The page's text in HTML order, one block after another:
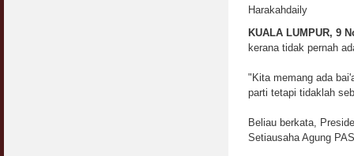
Harakahdaily
KUALA LUMPUR, 9
kerana tidak pernah
"Kita memang ada
parti tetapi tidaklah
Beliau berkata,
Setiausaha Agung